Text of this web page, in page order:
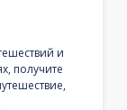
и
получите